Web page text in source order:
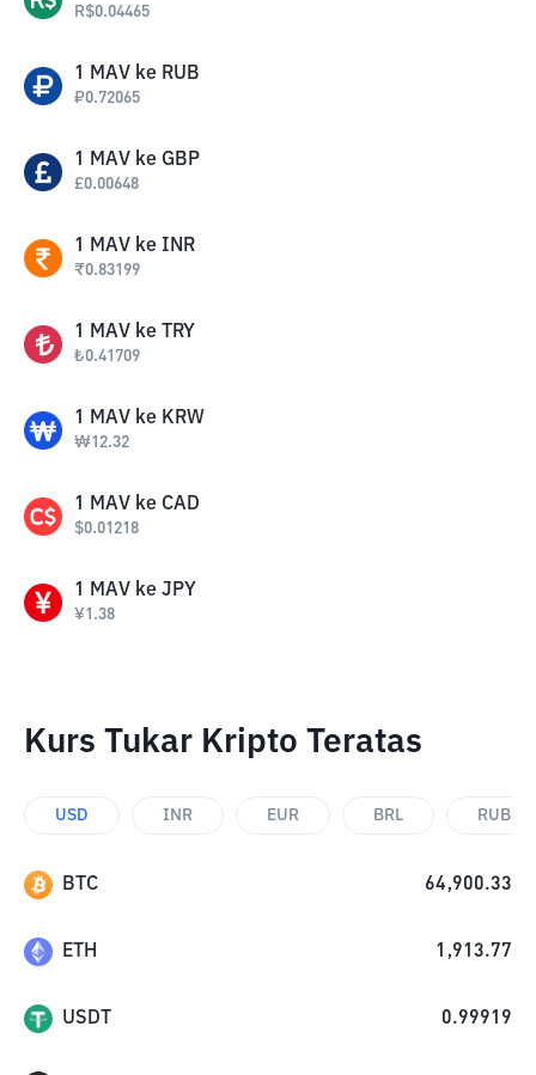
R$0.04465
1 MAV ke RUB
₽0.72065
1 MAV ke GBP
£0.00648
1 MAV ke INR
₹0.83199
1 MAV ke TRY
₺0.41709
1 MAV ke KRW
₩12.32
1 MAV ke CAD
$0.01218
1 MAV ke JPY
¥1.38
Kurs Tukar Kripto Teratas
USD INR EUR BRL RUB
BTC 64,900.33
ETH 1,913.77
USDT 0.99919